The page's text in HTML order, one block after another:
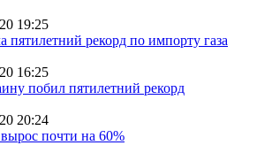
19:25
пятилетний рекорд по импорту газа
16:25
побил пятилетний рекорд
20:24
почти на 60%